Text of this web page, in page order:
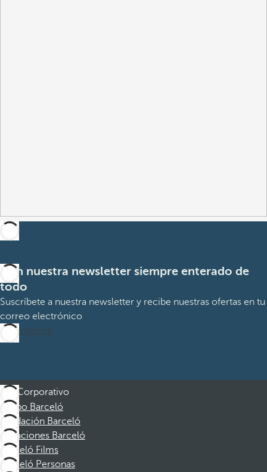
Con nuestra newsletter siempre enterado de
todo
Suscríbete a nuestra newsletter y recibe nuestras ofertas en tu
correo electrónico
Suscribirme
Corporativo
Grupo Barceló
Fundación Barceló
Vacaciones Barceló
Barceló Films
Barceló Personas